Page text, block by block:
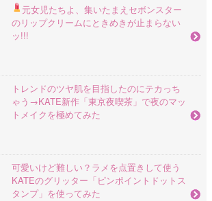
元女児たちよ、集いたまえ セボンスター
のリップクリームにときめきが止まらない
ッ!!!
トレンドのツヤ肌を目指したのにテカっち
ゃう→KATE新作「東京夜喫茶」で夜のマッ
トメイクを極めてみた
可愛いけど難しい？ラメを点置きして使う
KATEのグリッター「ピンポイントドットス
タンプ」を使ってみた